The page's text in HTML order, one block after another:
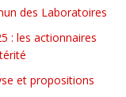
des Laboratoires
: les actionnaires
et propositions